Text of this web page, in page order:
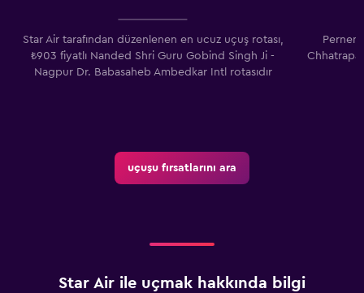
Star Air tarafından düzenlenen en ucuz uçuş rotası,
₺903 fiyatlı Nanded Shri Guru Gobind Singh Ji -
Nagpur Dr. Babasaheb Ambedkar Intl rotasıdır
uçuşu fırsatlarını ara
Star Air ile uçmak hakkında bilgi